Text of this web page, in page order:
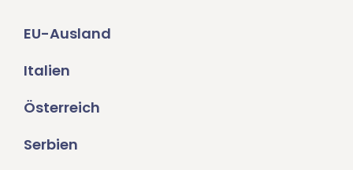
EU-Ausland
Italien
Österreich
Serbien